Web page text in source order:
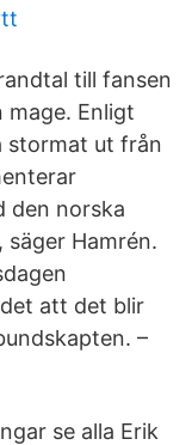
till fansen
Enligt
stormat ut från
den norska
Hamrén.
att det blir
–
se alla Erik